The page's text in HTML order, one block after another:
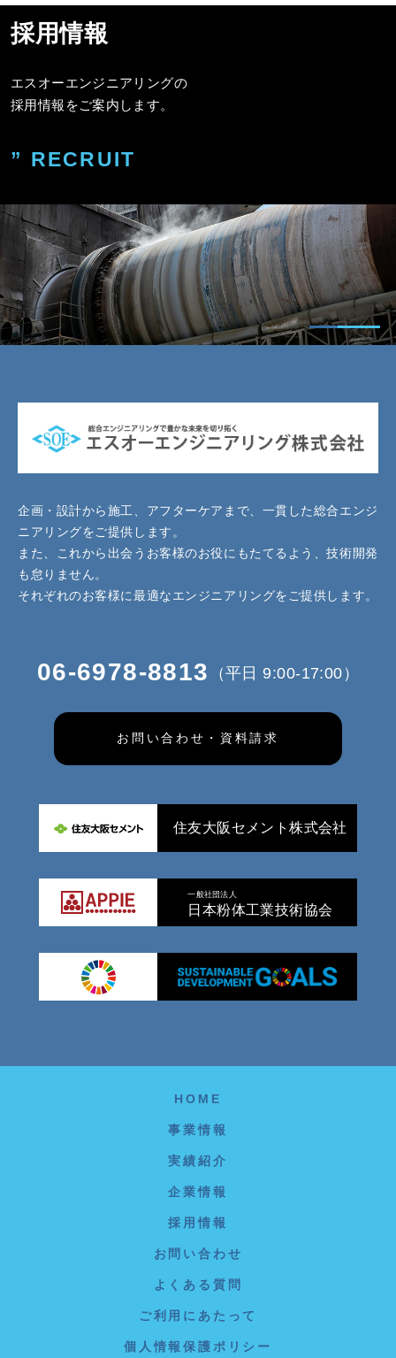
採用情報
エスオーエンジニアリングの
採用情報をご案内します。
” RECRUIT
企画・設計から施工、アフターケアまで、一貫した総合エンジ
ニアリングをご提供します。
また、これから出会うお客様のお役にもたてるよう、技術開発
も怠りません。
それぞれのお客様に最適なエンジニアリングをご提供します。
06-6978-8813 （平日 9:00-17:00）
お問い合わせ・資料請求
住友大阪セメント株式会社
一般社団法人
日本粉体工業技術協会
HOME
事業情報
実績紹介
企業情報
採用情報
お問い合わせ
よくある質問
ご利用にあたって
個人情報保護ポリシー